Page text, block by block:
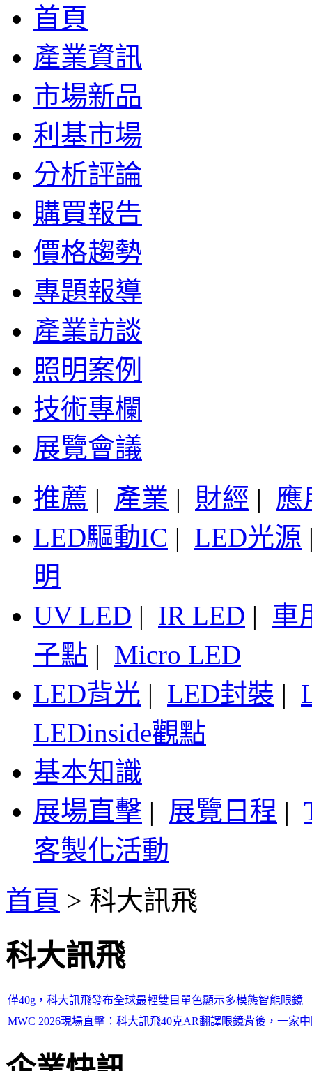
首頁
產業資訊
市場新品
利基市場
分析評論
購買報告
價格趨勢
專題報導
產業訪談
照明案例
技術專欄
展覽會議
推薦 | 產業 | 財經 | 應
LED驅動IC | LED光源
明
UV LED | IR LED | 車
子點 | Micro LED
LED背光 | LED封裝 |
LEDinside觀點
基本知識
展場直擊 | 展覽日程 |
客製化活動
首頁 > 科大訊飛
科大訊飛
僅40g，科大訊飛發布全球最輕雙目單色顯示多模態智能眼鏡
MWC 2026現場直擊：科大訊飛40克AR翻譯眼鏡背後，一家